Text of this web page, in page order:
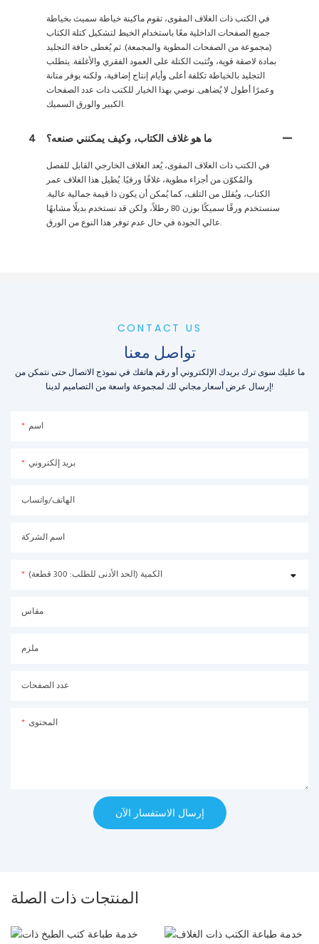
في الكتب ذات الغلاف المقوى، تقوم ماكينة خياطة سميث بخياطة
جميع الصفحات الداخلية معًا باستخدام الخيط لتشكيل كتلة الكتاب
(مجموعة من الصفحات المطوية والمجمعة). ثم يُغطى حافة التجليد
بمادة لاصقة قوية، وتُثبت الكتلة على العمود الفقري والأغلفة. يتطلب
التجليد بالخياطة تكلفة أعلى وأيام إنتاج إضافية، ولكنه يوفر متانة
وعمرًا أطول لا يُضاهى. نوصي بهذا الخيار للكتب ذات عدد الصفحات
الكبير والورق السميك.
4
ما هو غلاف الكتاب، وكيف يمكنني صنعه؟
في الكتب ذات الغلاف المقوى، يُعد الغلاف الخارجي القابل للفصل
والمُكوّن من أجزاء مطوية، غلافًا ورقيًا. يُطيل هذا الغلاف عمر
الكتاب، ويُقلل من التلف، كما يُمكن أن يكون ذا قيمة جمالية عالية.
سنستخدم ورقًا سميكًا بوزن 80 رطلاً، ولكن قد نستخدم بديلًا مشابهًا
عالي الجودة في حال عدم توفر هذا النوع من الورق.
CONTACT US
تواصل معنا
ما عليك سوى ترك بريدك الإلكتروني أو رقم هاتفك في نموذج الاتصال حتى نتمكن من
إرسال عرض أسعار مجاني لك لمجموعة واسعة من التصاميم لدينا!
اسم
بريد إلكتروني
الهاتف/واتساب
اسم الشركة
الكمية (الحد الأدنى للطلب: 300 قطعة)
مقاس
ملزم
عدد الصفحات
المحتوى
إرسال الاستفسار الآن
المنتجات ذات الصلة